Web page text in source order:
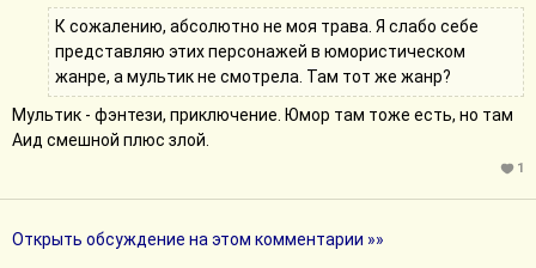
К сожалению, абсолютно не моя трава. Я слабо себе
представляю этих персонажей в юмористическом
жанре, а мультик не смотрела. Там тот же жанр?
Мультик - фэнтези, приключение. Юмор там тоже есть, но там
Аид смешной плюс злой.
1
Открыть обсуждение на этом комментарии »»